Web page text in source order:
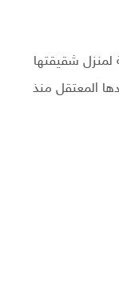
لمنزل شقيقتها
المعتقل منذ